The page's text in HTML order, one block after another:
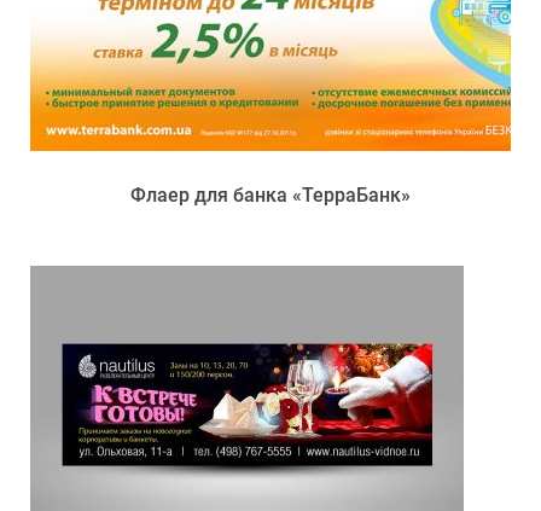
Флаер для банка «ТерраБанк»